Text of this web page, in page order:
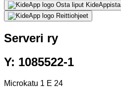
Osta liput KideAppista
Reittiohjeet
Serveri ry
Y: 1085522-1
Microkatu 1 E 24